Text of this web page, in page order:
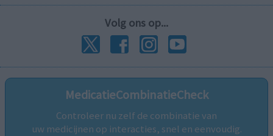
Volg ons op...
MedicatieCombinatieCheck
Controleer nu zelf de combinatie van
uw medicijnen op interacties, snel en eenvoudig.